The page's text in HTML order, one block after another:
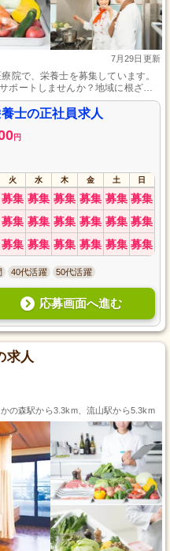
7月29日更新
院で、栄養士を募集しています。
ポートしませんか？地域に根ざし
彩ります。多様な経験を持つスタ
安心して働ける環境です。正社員
日々を送りましょう。応募お待ち
士の正社員求人
円
火 水 木 金 土 日
募集 募集 募集 募集 募集 募集
募集 募集 募集 募集 募集 募集
募集 募集 募集 募集 募集 募集
40代活躍 50代活躍
応募画面へ進む
求人
の森駅から3.3km、流山駅から5.3km